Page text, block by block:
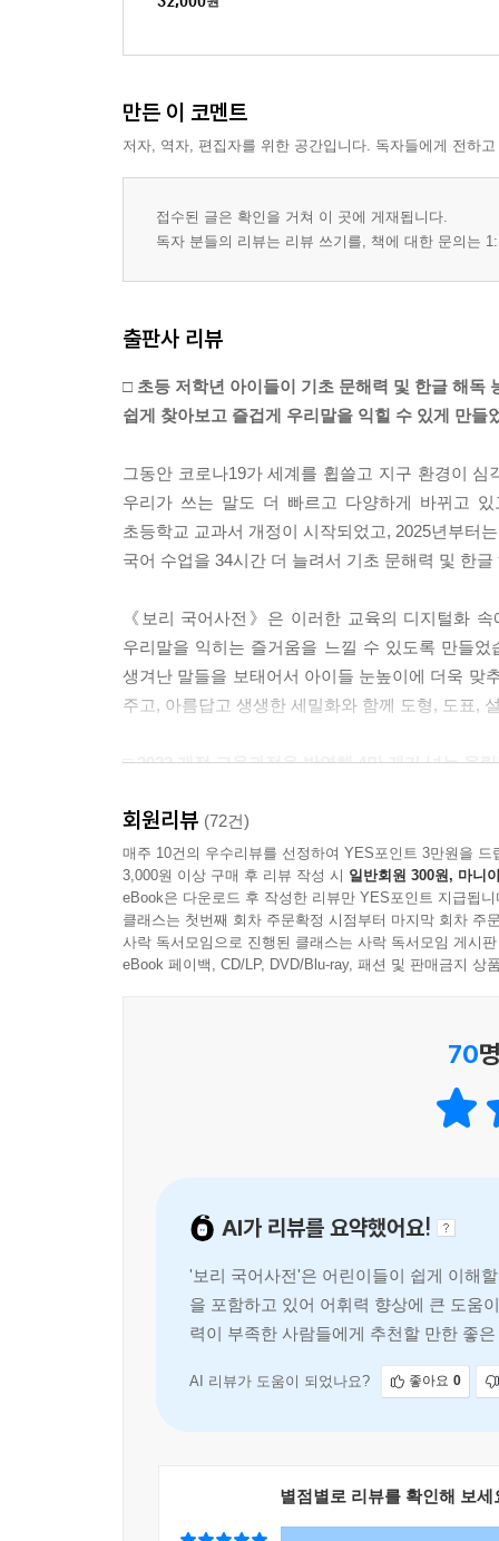
만든 이 코멘트
저자, 역자, 편집자를 위한 공간입니다. 독자들에게 전하
접수된 글은 확인을 거쳐 이 곳에 게재됩니다.
독자 분들의 리뷰는 리뷰 쓰기를, 책에 대한 문의는
출판사 리뷰
□ 초등 저학년 아이들이 기초 문해력 및 한글 해독
쉽게 찾아보고 즐겁게 우리말을 익힐 수 있게 만들
그동안 코로나19가 세계를 휩쓸고 지구 환경이
우리가 쓰는 말도 더 빠르고 다양하게 바뀌고 있
초등학교 교과서 개정이 시작되었고, 2025년부터
국어 수업을 34시간 더 늘려서 기초 문해력 및 한
《보리 국어사전》은 이러한 교육의 디지털화
우리말을 익히는 즐거움을 느낄 수 있도록 만들
생겨난 말들을 보태어서 아이들 눈높이에 더욱 맞
주고, 아름답고 생생한 세밀화와 함께 도형, 도표,
□ 2022 개정 교육과정을 반영해 4만 개가 넘는 올
교육부가 고시한 2022 개정 교육과정에 따라
남짓으로, 2025년 3월 현재 나와 있는 초등 국어
검토해 새 낱말을 적극 반영할 예정입니다.
□ 국립 국어원 정보와 법률, 정부 부처, 행정 구역
시행령 개정에 따라 문화재 지정번호가 모두 삭
만큼 관련된 모든 낱말과 정보를 다시금 검토 수
눈길을 끌어서, 필요한 낱말 뜻만 찾아보고 바로
용어에 대한 설명 그림을 더하고, 도형과 별자리
□ 아이 스스로 찾아보고 뜻을 이해할 수 있도록
우리말 풀이를 통해 아이들은 우리말을 더욱 가
회원리뷰 (72건)
매주 10건의 우수리뷰를 선정하여 YES포인트 3만원을 드
3,000원 이상 구매 후 리뷰 작성 시 일반회원 300원, 마니
eBook은 다운로드 후 작성한 리뷰만 YES포인트 지급됩니
클래스는 첫번째 회차 주문확정 시점부터 마지막 회차 주
사락 독서모임으로 진행된 클래스는 사락 독서모임 게시
eBook 페이백, CD/LP, DVD/Blu-ray, 패션 및 판매금지 상
70
AI가 리뷰를 요약했어요!
'보리 국어사전'은 어린이들이 쉽게 이해
을 포함하고 있어 어휘력 향상에 큰 도움
력이 부족한 사람들에게 추천할 만한 좋
AI 리뷰가 도움이 되었나요? 좋아요 0
별점별로 리뷰를 확인해 보세